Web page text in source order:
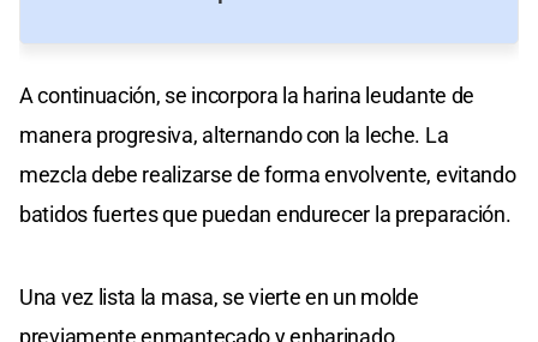
A continuación, se incorpora la harina leudante de
manera progresiva, alternando con la leche. La
mezcla debe realizarse de forma envolvente, evitando
batidos fuertes que puedan endurecer la preparación.
Una vez lista la masa, se vierte en un molde